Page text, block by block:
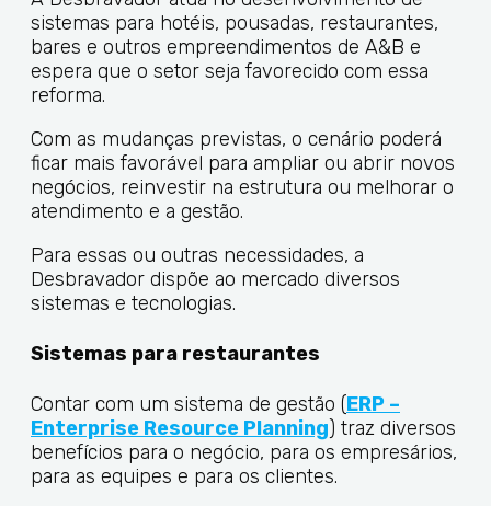
sistemas para hotéis, pousadas, restaurantes,
bares e outros empreendimentos de A&B e
espera que o setor seja favorecido com essa
reforma.
Com as mudanças previstas, o cenário poderá
ficar mais favorável para ampliar ou abrir novos
negócios, reinvestir na estrutura ou melhorar o
atendimento e a gestão.
Para essas ou outras necessidades, a
Desbravador dispõe ao mercado diversos
sistemas e tecnologias.
Sistemas para restaurantes
Contar com um sistema de gestão (ERP –
Enterprise Resource Planning) traz diversos
benefícios para o negócio, para os empresários,
para as equipes e para os clientes.